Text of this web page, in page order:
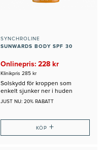
SYNCHROLINE
SUNWARDS BODY SPF 30
Onlinepris: 228 kr
Klinikpris 285 kr
Solskydd för kroppen som
enkelt sjunker ner i huden
JUST NU: 20% RABATT
KÖP +